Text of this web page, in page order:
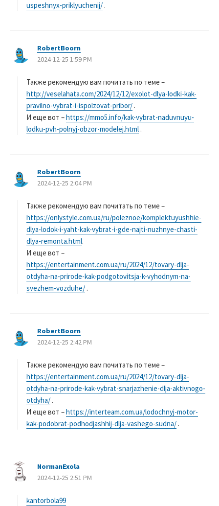
uspeshnyx-priklyuchenij/ .
RobertBoorn
り
2024-12-25 1:59 PM
Также рекомендую вам почитать по теме –
http://veselahata.com/2024/12/12/exolot-dlya-lodki-kak-
pravilno-vybrat-i-ispolzovat-pribor/ .
И еще вот –https://mmo5.info/kak-vybrat-naduvnuyu-
lodku-pvh-polnyj-obzor-modelej.html .
RobertBoorn
り
2024-12-25 2:04 PM
Также рекомендую вам почитать по теме –
https://onlystyle.com.ua/ru/poleznoe/komplektuyushhie-
dlya-lodok-i-yaht-kak-vybrat-i-gde-najti-nuzhnye-chasti-
dlya-remonta.html.
И еще вот –
https://entertainment.com.ua/ru/2024/12/tovary-dlja-
otdyha-na-prirode-kak-podgotovitsja-k-vyhodnym-na-
svezhem-vozduhe/ .
RobertBoorn
り
2024-12-25 2:42 PM
Также рекомендую вам почитать по теме –
https://entertainment.com.ua/ru/2024/12/tovary-dlja-
otdyha-na-prirode-kak-vybrat-snarjazhenie-dlja-aktivnogo-
otdyha/ .
И еще вот –https://interteam.com.ua/lodochnyj-motor-
kak-podobrat-podhodjashhij-dlja-vashego-sudna/ .
NormanExola
り
2024-12-25 2:51 PM
kantorbola99